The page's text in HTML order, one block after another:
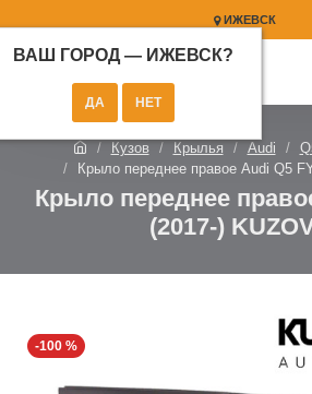
ИЖЕВСК
ВАШ ГОРОД — ИЖЕВСК?
Кузов Крылья Audi
Крыло переднее правое Audi Q5
Крыло переднее
(2017-)
-100 %